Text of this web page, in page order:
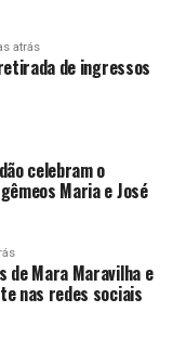
atrás
de ingressos
celebram o
Maria e José
de Mara Maravilha e
nas redes sociais